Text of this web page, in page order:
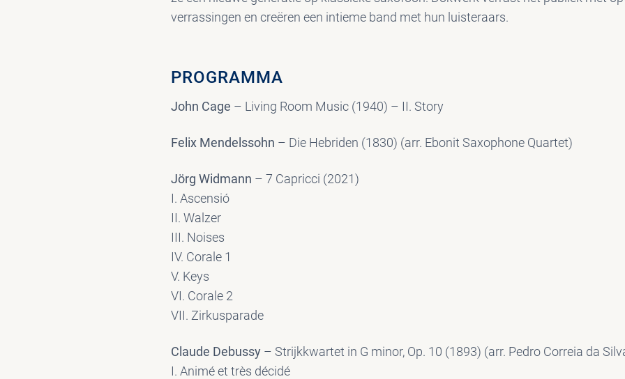
verrassingen en creëren een intieme band met hun luisteraars.
PROGRAMMA
John Cage – Living Room Music (1940) – II. Story
Felix Mendelssohn – Die Hebriden (1830) (arr. Ebonit Saxophone Quartet)
Jörg Widmann – 7 Capricci (2021)
I. Ascensió
II. Walzer
III. Noises
IV. Corale 1
V. Keys
VI. Corale 2
VII. Zirkusparade
Claude Debussy – Strijkkwartet in G minor, Op. 10 (1893) (arr. Pedro Correia da
I. Animé et très décidé